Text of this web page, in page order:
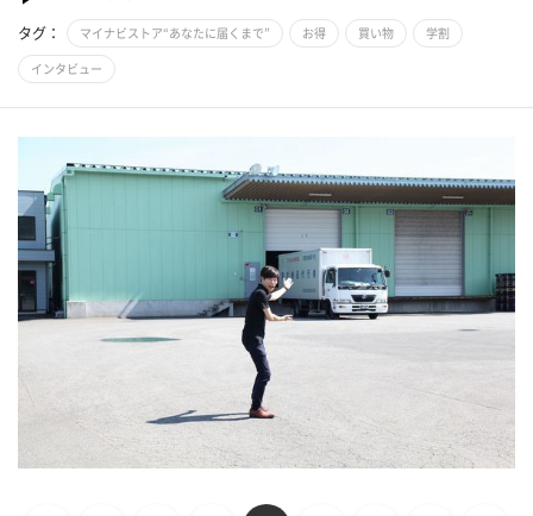
タグ： マイナビストア“あなたに届くまで” お得 買い物 学割
インタビュー